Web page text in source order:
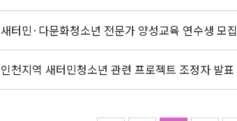
새터민·다문화청소년 전문가 양성교육 연수생 모집
인천지역 새터민청소년 관련 프로젝트 조정자 발표